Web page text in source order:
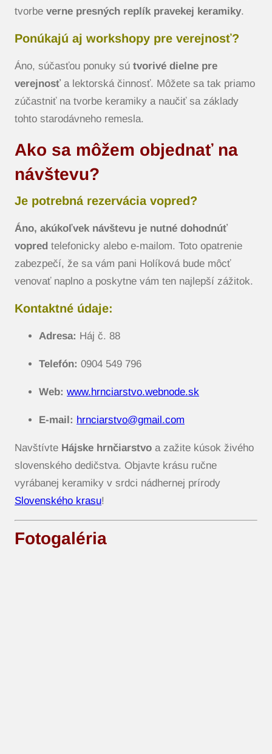
tvorbe verne presných replík pravekej keramiky.
Ponúkajú aj workshopy pre verejnosť?
Áno, súčasťou ponuky sú tvorivé dielne pre
verejnosť a lektorská činnosť. Môžete sa tak priamo
zúčastniť na tvorbe keramiky a naučiť sa základy
tohto starodávneho remesla.
Ako sa môžem objednať na
návštevu?
Je potrebná rezervácia vopred?
Áno, akúkoľvek návštevu je nutné dohodnúť
vopred telefonicky alebo e-mailom. Toto opatrenie
zabezpečí, že sa vám pani Holíková bude môcť
venovať naplno a poskytne vám ten najlepší zážitok.
Kontaktné údaje:
Adresa: Háj č. 88
Telefón: 0904 549 796
Web: www.hrnciarstvo.webnode.sk
E-mail: hrnciarstvo@gmail.com
Navštívte Hájske hrnčiarstvo a zažite kúsok živého
slovenského dedičstva. Objavte krásu ručne
vyrábanej keramiky v srdci nádhernej prírody
Slovenského krasu!
Fotogaléria